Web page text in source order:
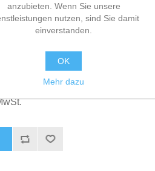
AOC
2K 27" 180
anzubieten. Wenn Sie unsere
nutzen, sind Sie damit
einverstanden.
OK
Mehr dazu